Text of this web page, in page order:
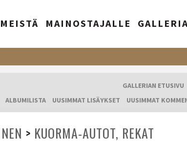
MAINOSTAJALLE
GALLERIAN ETUSIVU
ALBUMILISTA
UUSIMMAT LISÄYKSET UUSIMMAT
> KUORMA-AUTOT, REKAT